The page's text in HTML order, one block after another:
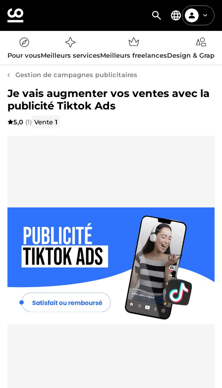
Pour vousMeilleurs servicesMeilleurs freelancesDesign &
Gestion de campagnes publicitaires
Je vais augmenter vos ventes avec la
publicité Tiktok Ads
5,0 (1) Vente1